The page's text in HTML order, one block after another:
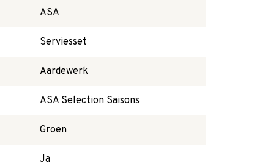
ASA
Serviesset
Aardewerk
ASA Selection Saisons
Groen
Ja